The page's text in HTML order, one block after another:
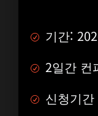
기간:
2일간 컨
신청기